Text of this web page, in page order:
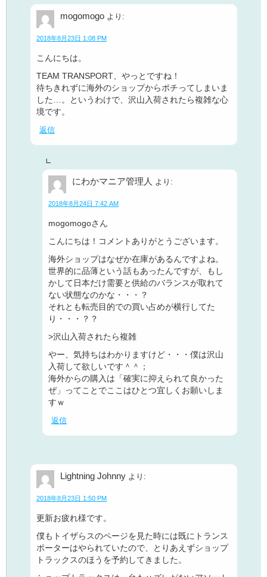
mogomogo より:
2018年8月23日 1:08 PM
こんにちは。
TEAM TRANSPORT、やっとですね！
待ちきれずに海外のショップからポチってしまいま
した…。というわけで、沢山入荷されたら複雑な心
境です。
返信
にわかマニア管理人 より:
2018年8月24日 7:42 AM
mogomogoさん
こんにちは！コメントありがとうございます。
海外ショップはなぜか在庫があるんですよね。
世界的に品薄という話もあったんですが、もし
かして日本だけ需要と供給のバランスが取れて
ない状態なのかな・・・？
それとも転売目的での買い占めが横行してた
り・・・？？
>沢山入荷されたら複雑
やー、気持ちはわかりますけど・・・僕は沢山
入荷して欲しいです＾＾；
海外からの購入は「確実に抑えられて良かった
ぜ」ってことでここはひとつ宜しくお願いしま
すｗ
返信
Lightning Johnny より:
2018年8月23日 1:50 PM
更新お疲れ様です。
僕もトイザらスのページを見た時には既にトランス
ポーターはやられていたので、とりあえずショップ
トラックスのほうを予約してきました。